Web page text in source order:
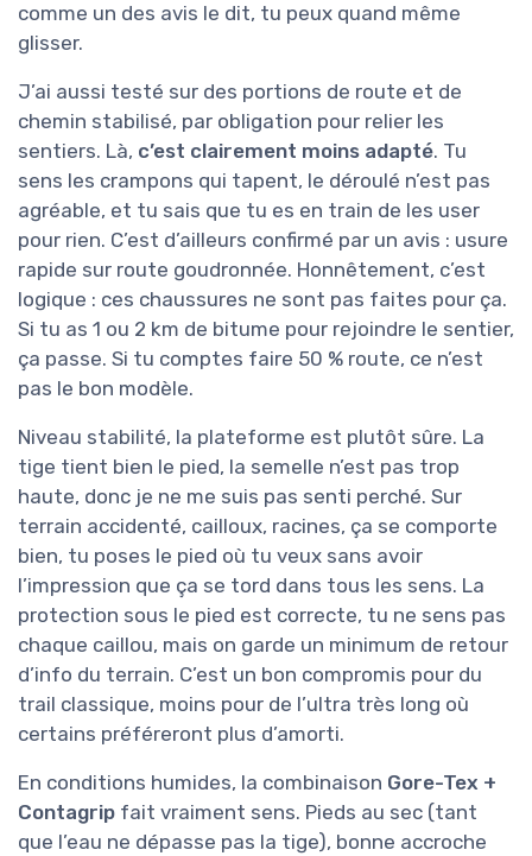
comme un des avis le dit, tu peux quand même
glisser.
J’ai aussi testé sur des portions de route et de
chemin stabilisé, par obligation pour relier les
sentiers. Là, c’est clairement moins adapté. Tu
sens les crampons qui tapent, le déroulé n’est pas
agréable, et tu sais que tu es en train de les user
pour rien. C’est d’ailleurs confirmé par un avis : usure
rapide sur route goudronnée. Honnêtement, c’est
logique : ces chaussures ne sont pas faites pour ça.
Si tu as 1 ou 2 km de bitume pour rejoindre le sentier,
ça passe. Si tu comptes faire 50 % route, ce n’est
pas le bon modèle.
Niveau stabilité, la plateforme est plutôt sûre. La
tige tient bien le pied, la semelle n’est pas trop
haute, donc je ne me suis pas senti perché. Sur
terrain accidenté, cailloux, racines, ça se comporte
bien, tu poses le pied où tu veux sans avoir
l’impression que ça se tord dans tous les sens. La
protection sous le pied est correcte, tu ne sens pas
chaque caillou, mais on garde un minimum de retour
d’info du terrain. C’est un bon compromis pour du
trail classique, moins pour de l’ultra très long où
certains préféreront plus d’amorti.
En conditions humides, la combinaison Gore-Tex +
Contagrip fait vraiment sens. Pieds au sec (tant
que l’eau ne dépasse pas la tige), bonne accroche